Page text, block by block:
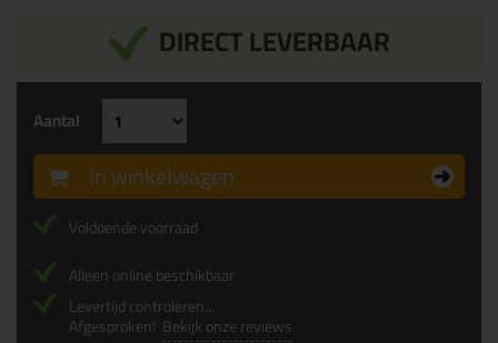
DIRECT LEVERBAAR
Aantal
In winkelwagen
Voldoende voorraad
Alleen online beschikbaar
Levertijd controleren...
Afgesproken! Bekijk onze reviews